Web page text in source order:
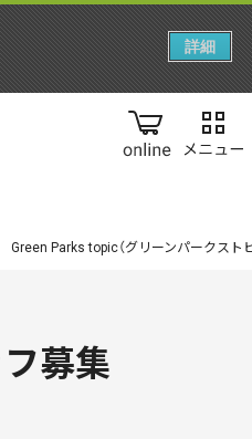
online
Green Parks topic（グリーンパークスト
募集
詳細